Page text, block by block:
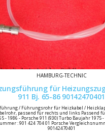
HAMBURG-TECHNIC
für Heizungszug für
911 Bj. 65-86 90142470401
/ Führungsrohr für Heizkabel /
passend für rechts und links Passend
- 1986 - Porsche 911 (930) Turbo Baujahr 1975
: 901 424 704 01 Porsche
90142470401